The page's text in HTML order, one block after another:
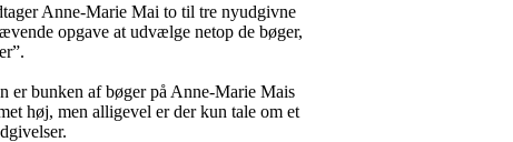
Anne-Marie Mai to til tre nyudgivne
opgave at udvælge netop de bøger,
er bunken af bøger på Anne-Marie Mais
høj, men alligevel er der kun tale om et